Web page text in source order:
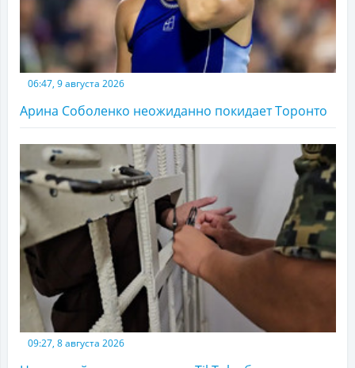
06:47, 9 августа 2026
Арина Соболенко неожиданно покидает Торонто
09:27, 8 августа 2026